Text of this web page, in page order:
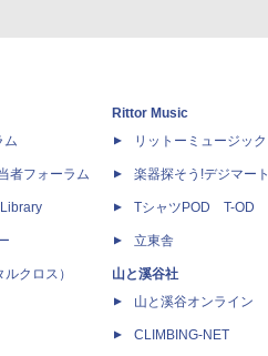
ム
者フォーラム
クロス）
Rittor Music
リットーミュージック
楽器探そう!デジマート
TシャツPOD T-OD
立東舎
山と溪谷社
山と溪谷オンライン
CLIMBING-NET